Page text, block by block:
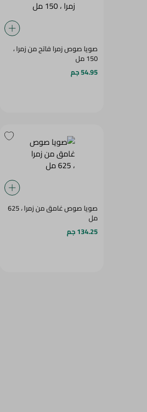
صويا صوص زمرا فاتح من زمرا ،
150 مل
54.95 جم
صويا صوص غامق من زمرا ، 625
مل
134.25 جم